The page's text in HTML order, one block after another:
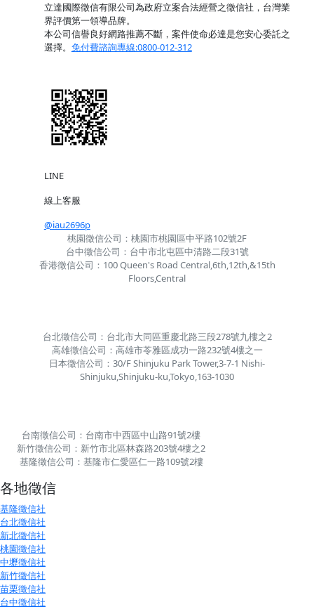
立達國際徵信有限公司為政府立案合法經營之徵信社，台灣業
界評價第一領導品牌。
本公司信譽良好網路推薦不斷，案件使命必達是您安心委託之
選擇。 免付費諮詢專線:0800-012-312
LINE
線上客服
@iau2696p
桃園徵信公司：桃園市桃園區中平路102號2F
台中徵信公司：台中市北屯區中清路二段31號
香港徵信公司：100 Queen's Road Central,6th,12th,&15th
Floors,Central
台北徵信公司：台北市大同區重慶北路三段278號九樓之2
高雄徵信公司：高雄市苓雅區成功一路232號4樓之一
日本徵信公司：30/F Shinjuku Park Tower,3-7-1 Nishi-
Shinjuku,Shinjuku-ku,Tokyo,163-1030
台南徵信公司：台南市中西區中山路91號2樓
新竹徵信公司：新竹市北區林森路203號4樓之2
基隆徵信公司：基隆市仁愛區仁一路109號2樓
各地徵信
基隆徵信社
台北徵信社
新北徵信社
桃園徵信社
中壢徵信社
新竹徵信社
苗栗徵信社
台中徵信社